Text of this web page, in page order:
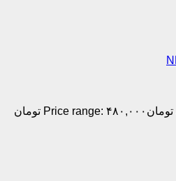
تومان
Price range: ۴۸۰,۰۰۰ تومان